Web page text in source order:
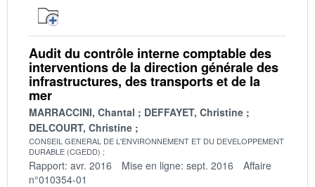
Audit du contrôle interne comptable des
interventions de la direction générale des
infrastructures, des transports et de la
mer
MARRACCINI, Chantal
DEFFAYET, Christine
DELCOURT, Christine
CONSEIL GENERAL DE L'ENVIRONNEMENT ET DU DEVELOPPEMENT
DURABLE (CGEDD)
Rapport: avr. 2016 Mise en ligne: sept. 2016
Affaire
n°010354-01